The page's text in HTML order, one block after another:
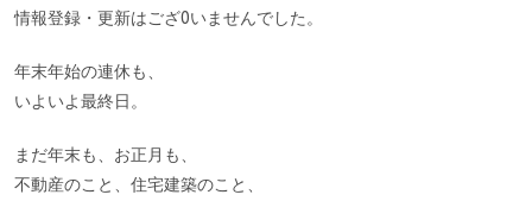
情報登録・更新はござ0いませんでした。
年末年始の連休も、
いよいよ最終日。
まだ年末も、お正月も、
不動産のこと、住宅建築のこと、